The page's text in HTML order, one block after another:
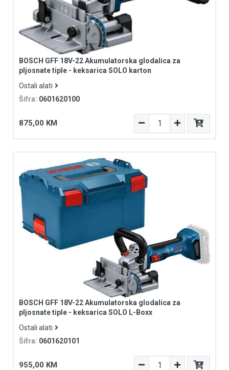
BOSCH GFF 18V-22 Akumulatorska glodalica za
pljosnate tiple - keksarica SOLO karton
Ostali alati
Šifra: 0601620100
875,00 KM
BOSCH GFF 18V-22 Akumulatorska glodalica za
pljosnate tiple - keksarica SOLO L-Boxx
Ostali alati
Šifra: 0601620101
955,00 KM